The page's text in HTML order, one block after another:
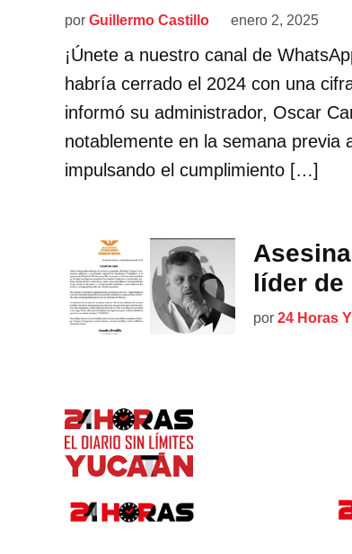
por Guillermo Castillo enero 2, 2025
¡Únete a nuestro canal de
habría cerrado el 2024 con una
informó su administrador, Oscar
notablemente en la semana previa
impulsando el cumplimiento […]
líder de
por 24 Horas